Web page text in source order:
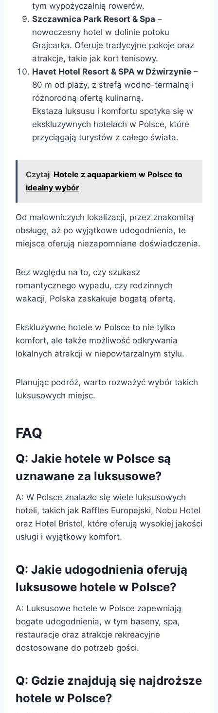
tym wypożyczalnią rowerów.
Szczawnica Park Resort & Spa –
nowoczesny hotel w dolinie potoku
Grajcarka. Oferuje tradycyjne pokoje oraz
atrakcje, takie jak kort tenisowy.
Havet Hotel Resort & SPA w Dźwirzynie –
80 m od plaży, z strefą wodno-termalną i
różnorodną ofertą kulinarną.
Ekstaza luksusu i komfortu spotyka się w
ekskluzywnych hotelach w Polsce, które
przyciągają turystów z całego świata.
Czytaj Hotele z aquaparkiem w Polsce to
idealny wybór
Od malowniczych lokalizacji, przez znakomitą
obsługę, aż po wyjątkowe udogodnienia, te
miejsca oferują niezapomniane doświadczenia.
Bez względu na to, czy szukasz
romantycznego wypadu, czy rodzinnych
wakacji, Polska zaskakuje bogatą ofertą.
Ekskluzywne hotele w Polsce to nie tylko
komfort, ale także możliwość odkrywania
lokalnych atrakcji w niepowtarzalnym stylu.
Planując podróż, warto rozważyć wybór takich
luksusowych miejsc.
FAQ
Q: Jakie hotele w Polsce są
uznawane za luksusowe?
A: W Polsce znalazło się wiele luksusowych
hoteli, takich jak Raffles Europejski, Nobu Hotel
oraz Hotel Bristol, które oferują wysokiej jakości
usługi i wyjątkowy komfort.
Q: Jakie udogodnienia oferują
luksusowe hotele w Polsce?
A: Luksusowe hotele w Polsce zapewniają
bogate udogodnienia, w tym baseny, spa,
restauracje oraz atrakcje rekreacyjne
dostosowane do potrzeb gości.
Q: Gdzie znajdują się najdroższe
hotele w Polsce?